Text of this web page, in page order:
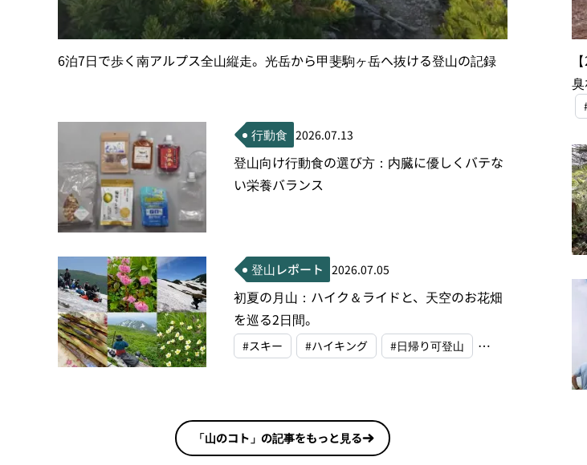
6泊7日で歩く南アルプス全山縦走。光岳から甲斐駒ヶ岳へ抜ける登山の記録
行動食 2026.07.13
登山向け行動食の選び方：内臓に優しくバテな
い栄養バランス
登山レポート 2026.07.05
初夏の月山：ハイク＆ライドと、天空のお花畑
を巡る2日間。
#スキー #ハイキング #日帰り可登山
「山のコト」の記事をもっと見る